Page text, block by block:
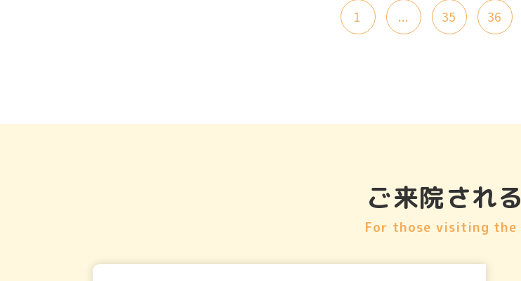
1 ... 35 36
ご来院され
For those visiting the